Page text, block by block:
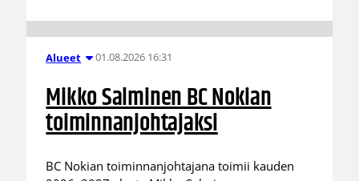
Alueet 01.08.2026 16:31
Mikko Salminen BC Nokian
toiminnanjohtajaksi
BC Nokian toiminnanjohtajana toimii kauden